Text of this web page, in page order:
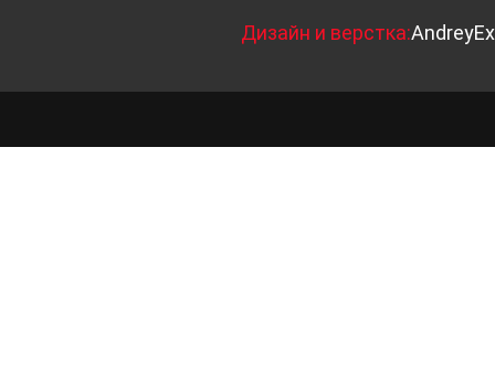
Дизайн и верстка:AndreyEx